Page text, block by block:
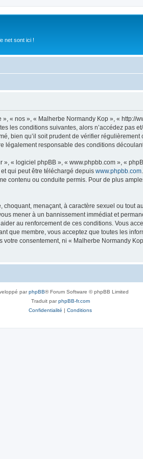
net sont ici !
« nos », « Malherbe Normandy Kop », « http://
les conditions suivantes, alors n’accédez pas
bien qu’il soit prudent de vérifier
légalement responsable des conditions
« logiciel phpBB », « www.phpbb.com », «
qui peut être téléchargé depuis www.phpbb.com
contenu ou conduite permis. Pour de plus
menaçant, à caractère sexuel ou tout
mener à un bannissement immédiat et
au renforcement de ces conditions. Vous
que membre, vous acceptez que toutes les
consentement, ni « Malherbe Normandy
parphpBB® Forum Software © phpBB Limited
Traduit parphpBB-fr.com
Confidentialité | Conditions